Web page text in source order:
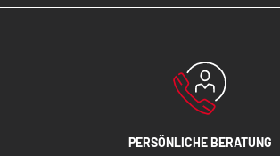
PERSÖNLICHE BERATUNG